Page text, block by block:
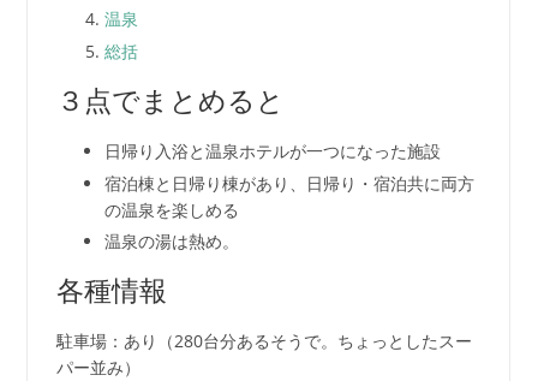
温泉
総括
３点でまとめると
日帰り入浴と温泉ホテルが一つになった施設
宿泊棟と日帰り棟があり、日帰り・宿泊共に両方
の温泉を楽しめる
温泉の湯は熱め。
各種情報
駐車場：あり（280台分あるそうで。ちょっとしたスー
パー並み）